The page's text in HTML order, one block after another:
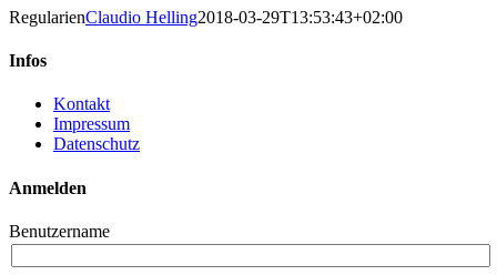
RegularienClaudio Helling2018-03-29T13:53:43+02:00
Infos
Kontakt
Impressum
Datenschutz
Anmelden
Benutzername